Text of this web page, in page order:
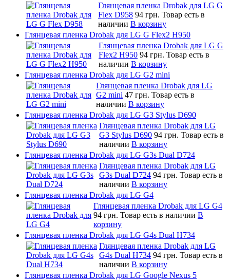
Глянцевая пленка Drobak для LG G
Flex D958 94 грн. Товар есть в
наличии В корзину
Глянцевая пленка Drobak для LG G Flex2 H950
Глянцевая пленка Drobak для LG G
Flex2 H950 94 грн. Товар есть в
наличии В корзину
Глянцевая пленка Drobak для LG G2 mini
Глянцевая пленка Drobak для LG
G2 mini 47 грн. Товар есть в
наличии В корзину
Глянцевая пленка Drobak для LG G3 Stylus D690
Глянцевая пленка Drobak для LG
G3 Stylus D690 94 грн. Товар есть в
наличии В корзину
Глянцевая пленка Drobak для LG G3s Dual D724
Глянцевая пленка Drobak для LG
G3s Dual D724 94 грн. Товар есть в
наличии В корзину
Глянцевая пленка Drobak для LG G4
Глянцевая пленка Drobak для LG G4
94 грн. Товар есть в наличии В
корзину
Глянцевая пленка Drobak для LG G4s Dual H734
Глянцевая пленка Drobak для LG
G4s Dual H734 94 грн. Товар есть в
наличии В корзину
Глянцевая пленка Drobak для LG Google Nexus 5